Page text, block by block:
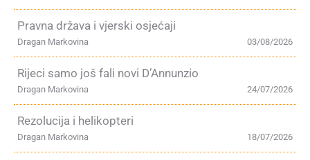
Pravna država i vjerski osjećaji
03/08/2026
Dragan Markovina
Rijeci samo još fali novi D’Annunzio
24/07/2026
Dragan Markovina
Rezolucija i helikopteri
18/07/2026
Dragan Markovina